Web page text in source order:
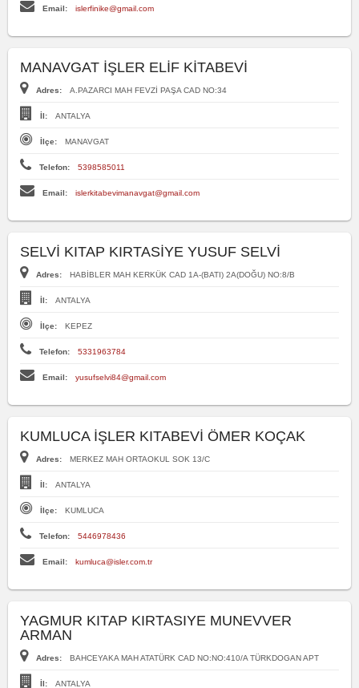
Email: islerfinike@gmail.com
MANAVGAT İŞLER ELİF KİTABEVİ
Adres: A.PAZARCI MAH FEVZİ PAŞA CAD NO:34
İl: ANTALYA
İlçe: MANAVGAT
Telefon: 5398585011
Email: islerkitabevimanavgat@gmail.com
SELVİ KITAP KIRTASİYE YUSUF SELVİ
Adres: HABİBLER MAH KERKÜK CAD 1A-(BATI) 2A(DOĞU) NO:8/B
İl: ANTALYA
İlçe: KEPEZ
Telefon: 5331963784
Email: yusufselvi84@gmail.com
KUMLUCA İŞLER KITABEVİ ÖMER KOÇAK
Adres: MERKEZ MAH ORTAOKUL SOK 13/C
İl: ANTALYA
İlçe: KUMLUCA
Telefon: 5446978436
Email: kumluca@isler.com.tr
YAGMUR KITAP KIRTASIYE MUNEVVER
ARMAN
Adres: BAHCEYAKA MAH ATATÜRK CAD NO:NO:410/A TÜRKDOGAN APT
İl: ANTALYA